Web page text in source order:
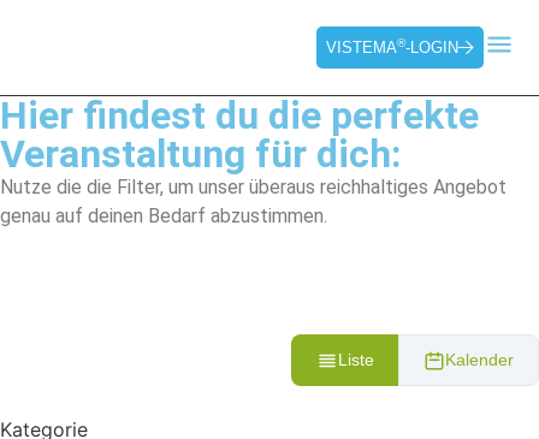
VISTEMA®-LOGIN
Hier findest du die perfekte
Veranstaltung für dich:
Nutze die die Filter, um unser überaus reichhaltiges Angebot
genau auf deinen Bedarf abzustimmen.
Liste Kalender
Kategorie